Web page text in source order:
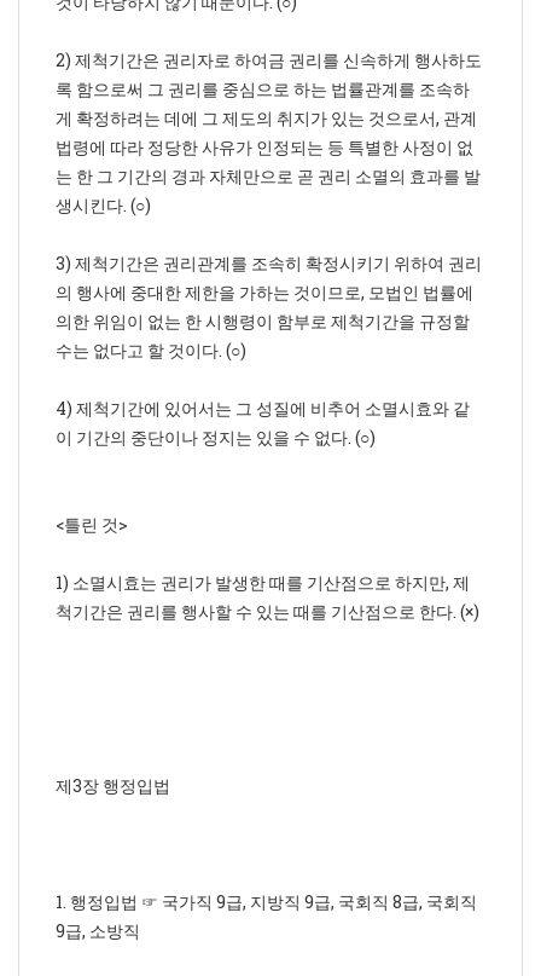
2) 제척기간은 권리자로 하여금 권리를 신속하게 행사하도
록 함으로써 그 권리를 중심으로 하는 법률관계를 조속하
게 확정하려는 데에 그 제도의 취지가 있는 것으로서, 관계
법령에 따라 정당한 사유가 인정되는 등 특별한 사정이 없
는 한 그 기간의 경과 자체만으로 곧 권리 소멸의 효과를 발
생시킨다. (○)
3) 제척기간은 권리관계를 조속히 확정시키기 위하여 권리
의 행사에 중대한 제한을 가하는 것이므로, 모법인 법률에
의한 위임이 없는 한 시행령이 함부로 제척기간을 규정할
수는 없다고 할 것이다. (○)
4) 제척기간에 있어서는 그 성질에 비추어 소멸시효와 같
이 기간의 중단이나 정지는 있을 수 없다. (○)
<틀린 것>
1) 소멸시효는 권리가 발생한 때를 기산점으로 하지만, 제
척기간은 권리를 행사할 수 있는 때를 기산점으로 한다. (×)
제3장 행정입법
1. 행정입법 ☞ 국가직 9급, 지방직 9급, 국회직 8급, 국회직
9급, 소방직